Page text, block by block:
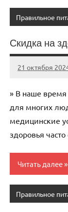
Правильное
Скидка на
21 октября
immo_navi_ru
Нет
» В наше время
для многих
медицинские
здоровья
Читать далее
Правильное